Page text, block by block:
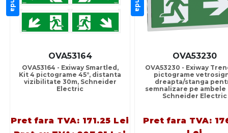
OVA53164
OVA53164 - Exiway Smartled,
Kit 4 pictograme 45°, distanta
vizibilitate 30m, Schneider
Electric
Pret fara TVA: 171.25 Lei
OVA53230
OVA53230 - Exiway
pictograme
dreapta/stanga
semnalizare pe
Schneider Electric
Pret fara TVA: